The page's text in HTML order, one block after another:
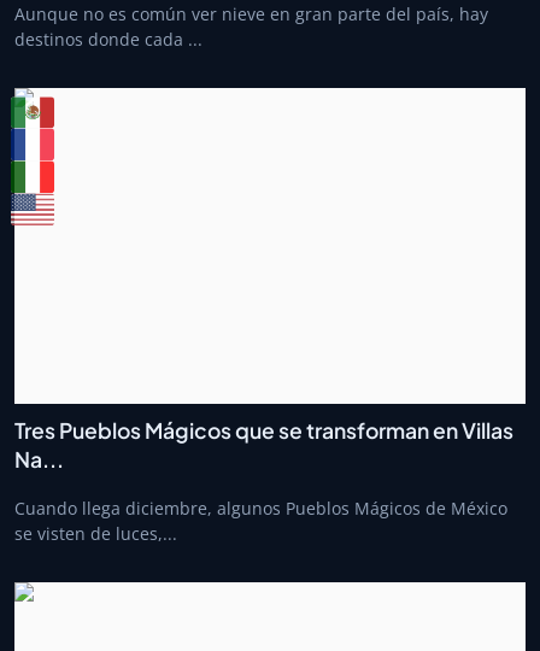
Aunque no es común ver nieve en gran parte del país, hay
destinos donde cada ...
Tres Pueblos Mágicos que se transforman en Villas
Na...
Cuando llega diciembre, algunos Pueblos Mágicos de México
se visten de luces,...